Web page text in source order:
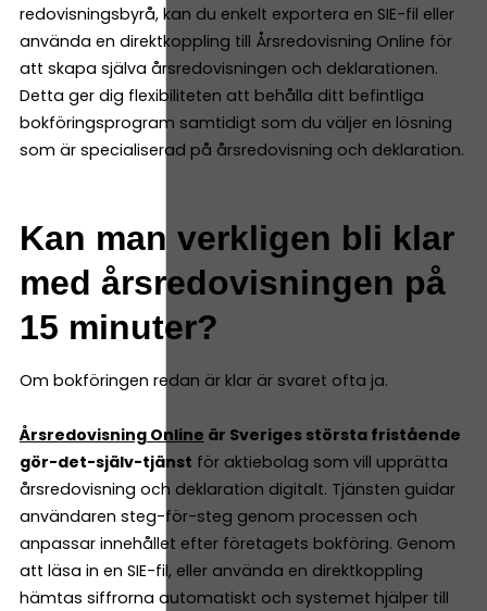
redovisningsbyrå, kan du enkelt exportera en SIE-fil eller
använda en direktkoppling till Årsredovisning Online för
att skapa själva årsredovisningen och deklarationen.
Detta ger dig flexibiliteten att behålla ditt befintliga
bokföringsprogram samtidigt som du väljer en lösning
som är specialiserad på årsredovisning och deklaration.
Kan man verkligen bli klar
med årsredovisningen på
15 minuter?
Om bokföringen redan är klar är svaret ofta ja.
Årsredovisning Online är Sveriges största fristående
gör-det-själv-tjänst för aktiebolag som vill upprätta
årsredovisning och deklaration digitalt. Tjänsten guidar
användaren steg-för-steg genom processen och
anpassar innehållet efter företagets bokföring. Genom
att läsa in en SIE-fil, eller använda en direktkoppling
hämtas siffrorna automatiskt och systemet hjälper till